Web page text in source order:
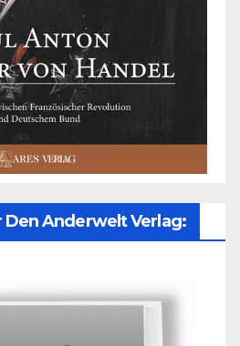
Den Anderwelt Verlag: